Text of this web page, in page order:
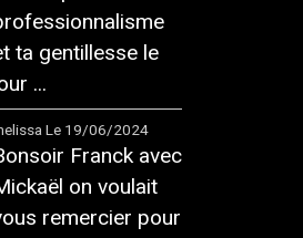
ta gentillesse le
...
Le 19/06/2024
Franck avec
on voulait
remercier pour